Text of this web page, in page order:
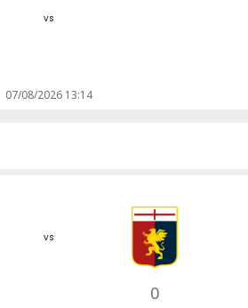
vs
07/08/2026 13:14
vs
0